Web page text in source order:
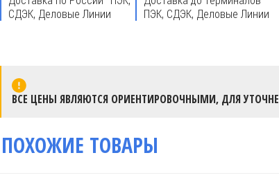
СДЭК, Деловые Линии
ПЭК, СДЭК, Деловые Линии
ВСЕ ЦЕНЫ ЯВЛЯЮТСЯ ОРИЕНТИРОВОЧНЫМИ, ДЛЯ
ПОХОЖИЕ ТОВАРЫ